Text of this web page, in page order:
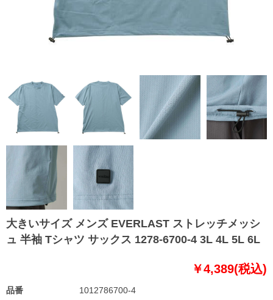
大きいサイズ メンズ EVERLAST ストレッチメッシ
ュ 半袖 Tシャツ サックス 1278-6700-4 3L 4L 5L 6L
￥4,389(税込)
品番 1012786700-4